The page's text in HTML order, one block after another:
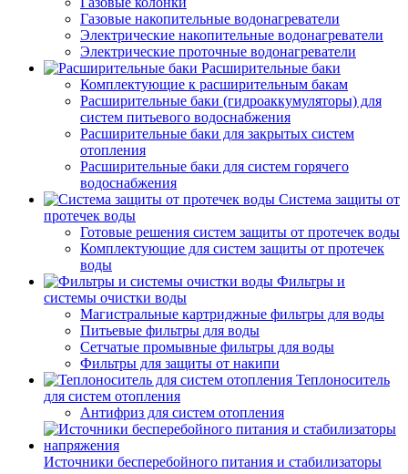
Газовые накопительные водонагреватели
Электрические накопительные водонагреватели
Электрические проточные водонагреватели
Расширительные баки
Комплектующие к расширительным бакам
Расширительные баки (гидроаккумуляторы) для
систем питьевого водоснабжения
Расширительные баки для закрытых систем
отопления
Расширительные баки для систем горячего
водоснабжения
Система защиты от
протечек воды
Готовые решения систем защиты от протечек воды
Комплектующие для систем защиты от протечек
воды
Фильтры и
системы очистки воды
Магистральные картриджные фильтры для воды
Питьевые фильтры для воды
Сетчатые промывные фильтры для воды
Фильтры для защиты от накипи
Теплоноситель
для систем отопления
Антифриз для систем отопления
Источники бесперебойного питания и стабилизаторы